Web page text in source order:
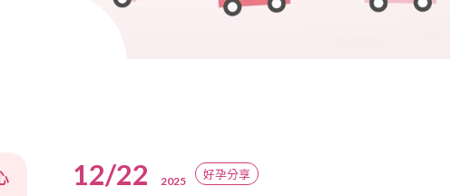
12/22 2025 好孕分享